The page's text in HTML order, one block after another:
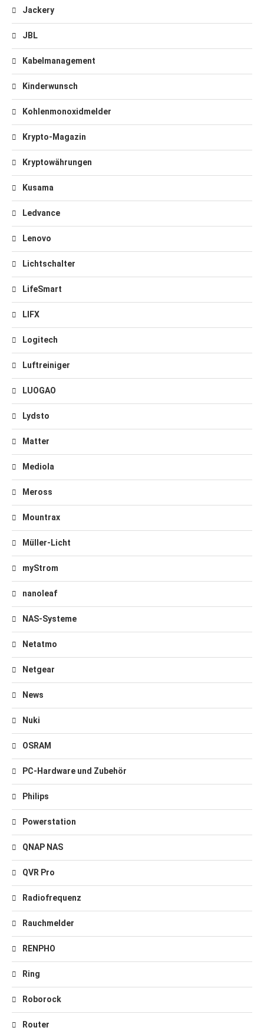
Jackery
JBL
Kabelmanagement
Kinderwunsch
Kohlenmonoxidmelder
Krypto-Magazin
Kryptowährungen
Kusama
Ledvance
Lenovo
Lichtschalter
LifeSmart
LIFX
Logitech
Luftreiniger
LUOGAO
Lydsto
Matter
Mediola
Meross
Mountrax
Müller-Licht
myStrom
nanoleaf
NAS-Systeme
Netatmo
Netgear
News
Nuki
OSRAM
PC-Hardware und Zubehör
Philips
Powerstation
QNAP NAS
QVR Pro
Radiofrequenz
Rauchmelder
RENPHO
Ring
Roborock
Router